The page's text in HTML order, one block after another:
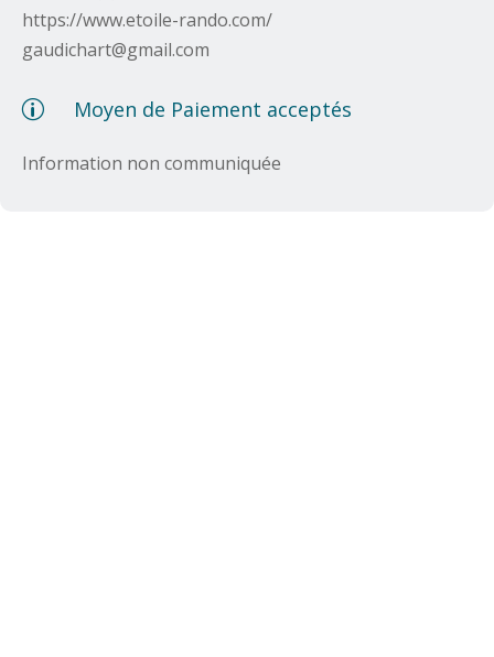
https://www.etoile-rando.com/
gaudichart@gmail.com
p Moyen de Paiement acceptés
Information non communiquée